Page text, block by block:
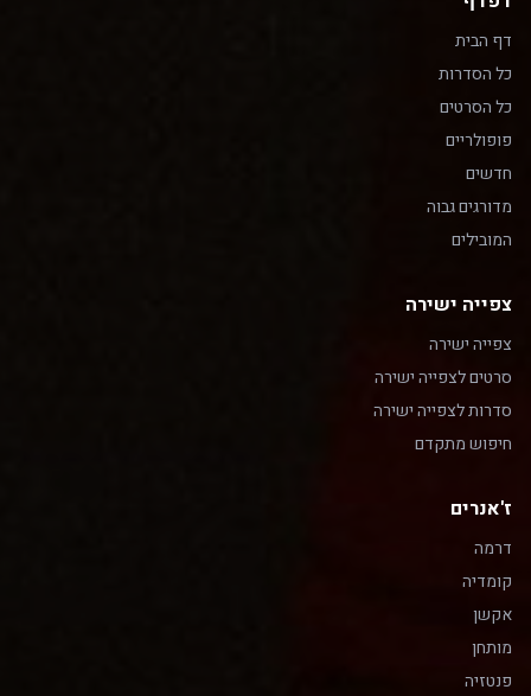
דף הבית
כל הסדרות
כל הסרטים
פופולריים
חדשים
מדורגים גבוה
המובילים
צפייה ישירה
צפייה ישירה
סרטים לצפייה ישירה
סדרות לצפייה ישירה
חיפוש מתקדם
ז'אנרים
דרמה
קומדיה
אקשן
מותחן
פנטזיה